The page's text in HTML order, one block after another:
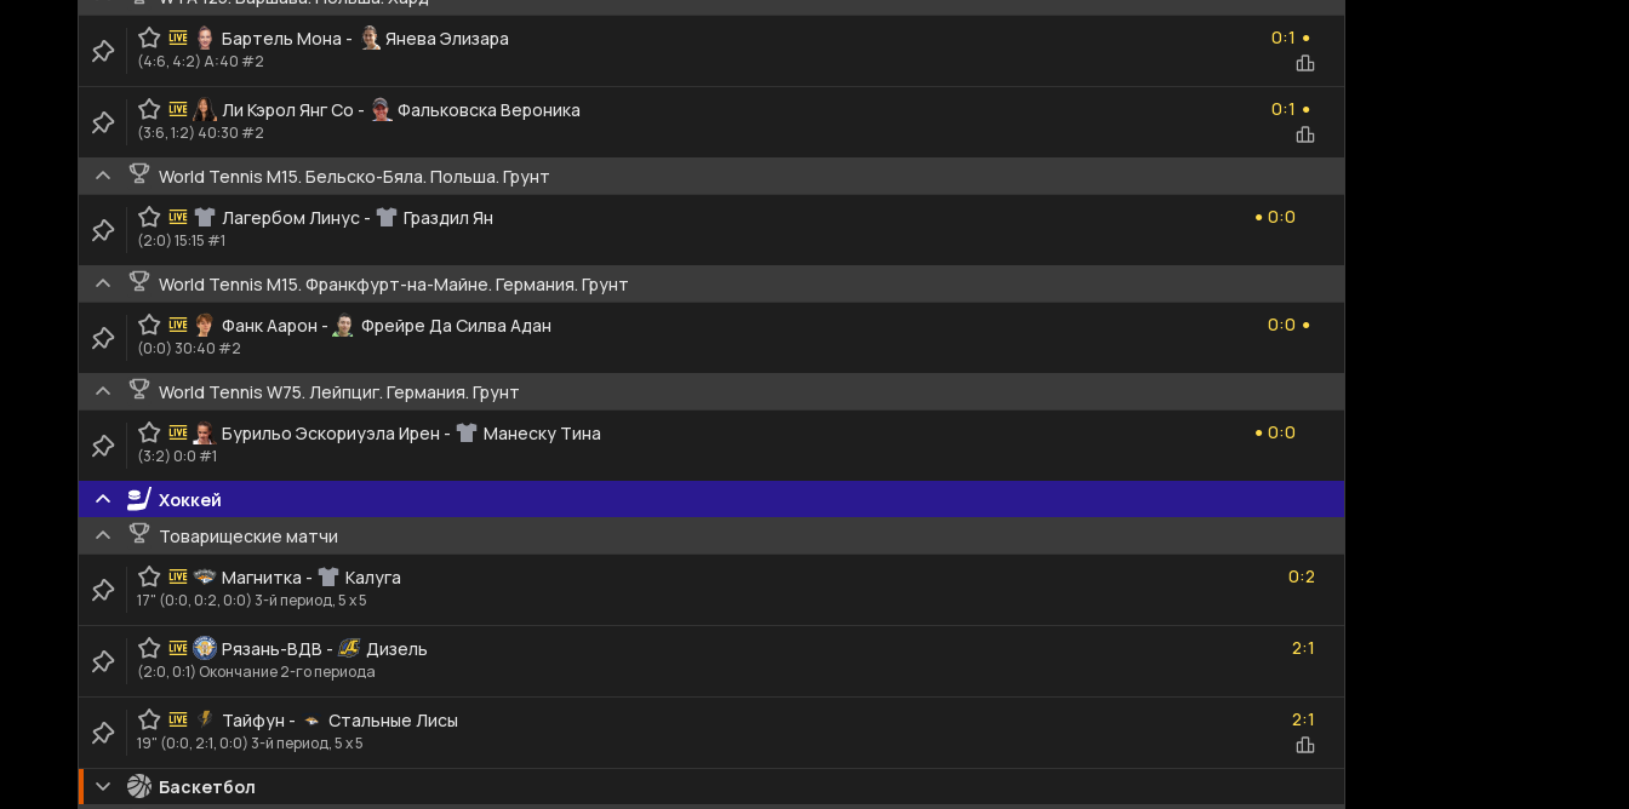
Бартель Мона - Янева Элизара
0
0:
1
1 ●
(4:6, 4:2) A:40 #2
Ли Кэрол Янг Со - Фальковска Вероника
0:1 ●
(3:6, 1:2) 40:30 #2
World Tennis M15. Бельско-Бяла. Польша. Грунт
Лагербом Линус - Граздил Ян ●
0
0:
0
0
(2:0) 15:15 #1
World Tennis M15. Франкфурт-на-Майне. Германия. Грунт
Фанк Аарон - Фрейре Да Силва Адан
0
0:
0
0 ●
(0:0) 30:40 #2
World Tennis W75. Лейпциг. Германия. Грунт
Бурильо Эскориуэла Ирен - Манеску Тина ●
0
0:
0
0
(3:2) 0:0 #1
Хоккей
Товарищеские матчи
Магнитка - Калуга
0
0:
2
2
17" (0:0, 0:2, 0:0) 3-й период, 5 x 5
Рязань-ВДВ - Дизель
2:1
(2:0, 0:1) Окончание 2-го периода
Тайфун - Стальные Лисы
2:1
19" (0:0, 2:1, 0:0) 3-й период, 5 x 5
Баскетбол